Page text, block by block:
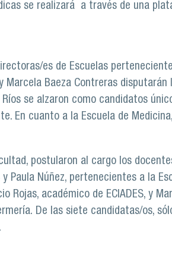
se realizará a través de una
es de Escuelas
Marcela Baeza Contreras
se alzaron como candidatos
En cuanto a la Escuela de
postularon al cargo los
Paula Núñez, pertenecientes a la
Rojas, académico de ECIADES, y
De las siete candidatas/os,